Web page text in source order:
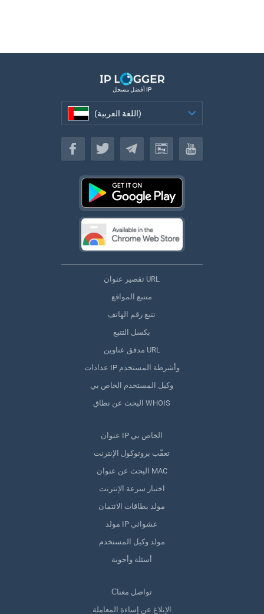
أفضل مسجل IP
(اللغة العربية)
(اللغة العربية)
تقصير عنوان URL
متتبع المواقع
تتبع رقم الهاتف
بكسل التتبع
مدقق عناوين URL
عدادات IP وأشرطة المستخدم
وكيل المستخدم الخاص بي
البحث عن نطاق WHOIS
عنوان IP الخاص بي
تعقّب بروتوكول الإنترنت
البحث عن عنوان MAC
اختبار سرعة الإنترنت
مولد بطاقات الائتمان
مولد IP عشوائي
مولد وكيل المستخدم
أسئلة وأجوبة
Сتواصل معنا
الإبلاغ عن إساءة المعاملة